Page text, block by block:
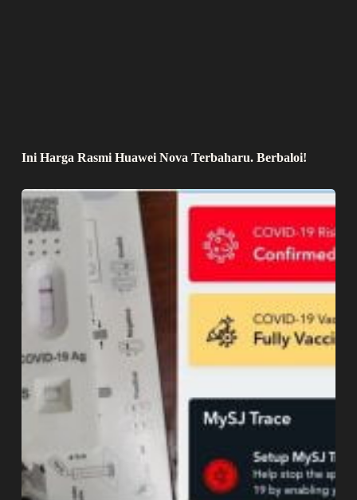
Ini Harga Rasmi Huawei Nova Terbaharu. Berbaloi!